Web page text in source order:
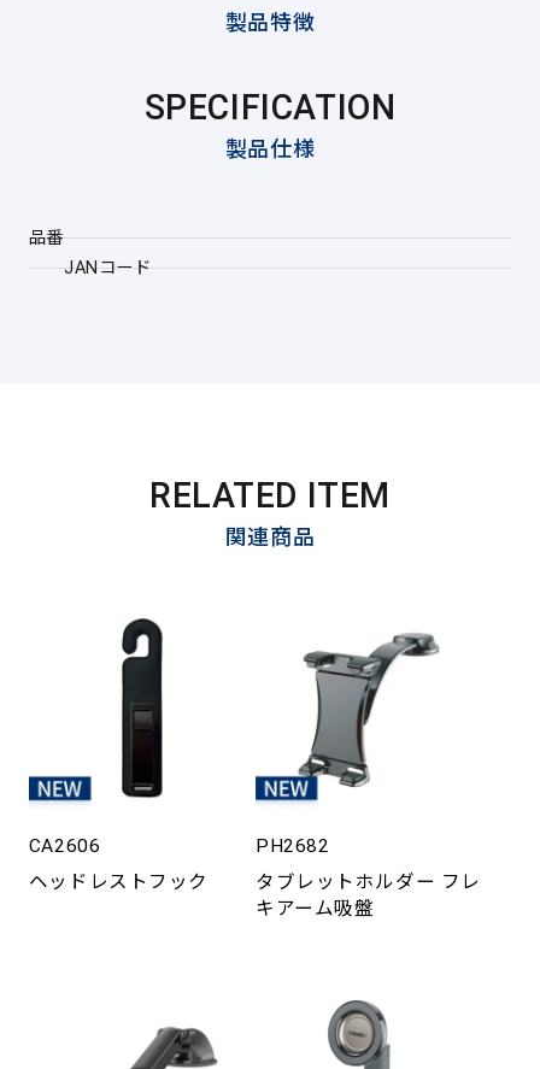
製品特徴
SPECIFICATION
製品仕様
品番
JANコード
RELATED ITEM
関連商品
CA2606
ヘッドレストフック
PH2682
タブレットホルダー フレ
キアーム吸盤